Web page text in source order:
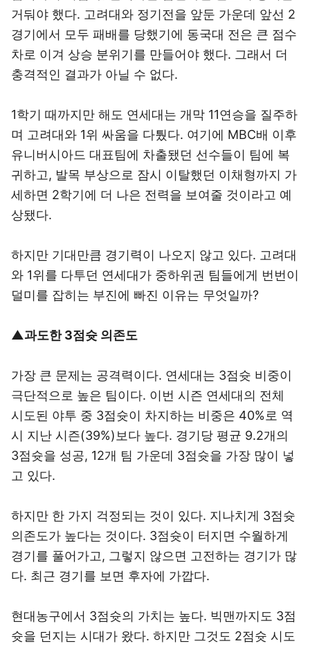
거둬야 했다. 고려대와 정기전을 앞둔 가운데 앞선 2
경기에서 모두 패배를 당했기에 동국대 전은 큰 점수
차로 이겨 상승 분위기를 만들어야 했다. 그래서 더
충격적인 결과가 아닐 수 없다.
1학기 때까지만 해도 연세대는 개막 11연승을 질주하
며 고려대와 1위 싸움을 다퉜다. 여기에 MBC배 이후
유니버시아드 대표팀에 차출됐던 선수들이 팀에 복
귀하고, 발목 부상으로 잠시 이탈했던 이채형까지 가
세하면 2학기에 더 나은 전력을 보여줄 것이라고 예
상됐다.
하지만 기대만큼 경기력이 나오지 않고 있다. 고려대
와 1위를 다투던 연세대가 중하위권 팀들에게 번번이
덜미를 잡히는 부진에 빠진 이유는 무엇일까?
▲과도한 3점슛 의존도
가장 큰 문제는 공격력이다. 연세대는 3점슛 비중이
극단적으로 높은 팀이다. 이번 시즌 연세대의 전체
시도된 야투 중 3점슛이 차지하는 비중은 40%로 역
시 지난 시즌(39%)보다 높다. 경기당 평균 9.2개의
3점슛을 성공, 12개 팀 가운데 3점슛을 가장 많이 넣
고 있다.
하지만 한 가지 걱정되는 것이 있다. 지나치게 3점슛
의존도가 높다는 것이다. 3점슛이 터지면 수월하게
경기를 풀어가고, 그렇지 않으면 고전하는 경기가 많
다. 최근 경기를 보면 후자에 가깝다.
현대농구에서 3점슛의 가치는 높다. 빅맨까지도 3점
슛을 던지는 시대가 왔다. 하지만 그것도 2점슛 시도